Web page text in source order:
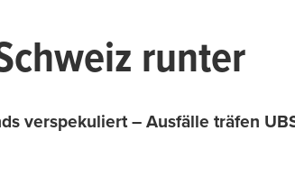
runter
verspekuliert – Ausfälle träfen